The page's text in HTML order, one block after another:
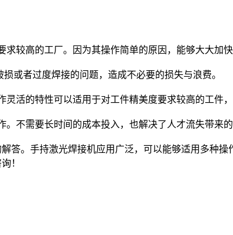
高的工厂。因为其操作简单的原因，能够大大加快
者过度焊接的问题，造成不必要的损失与浪费。
的特性可以适用于对工件精美度要求较高的工件，
需要长时间的成本投入，也解决了人才流失带来的
答。手持激光焊接机应用广泛，可以能够适用多种
！